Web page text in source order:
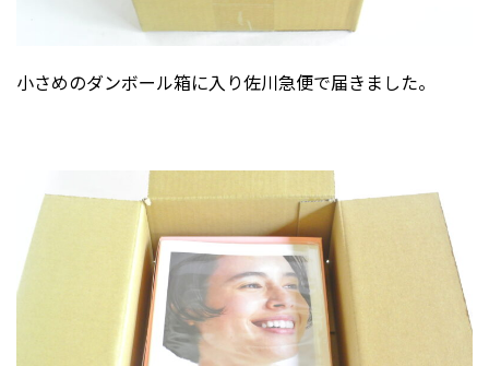
小さめのダンボール箱に入り佐川急便で届きました。